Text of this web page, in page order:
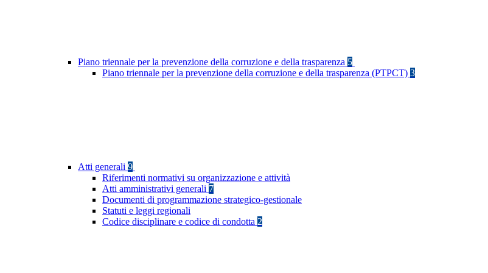
Piano triennale per la prevenzione della corruzione e della trasparenza 5
Piano triennale per la prevenzione della corruzione e della trasparenza (PTPCT) 3
Atti generali 9
Riferimenti normativi su organizzazione e attività
Atti amministrativi generali 7
Documenti di programmazione strategico-gestionale
Statuti e leggi regionali
Codice disciplinare e codice di condotta 2